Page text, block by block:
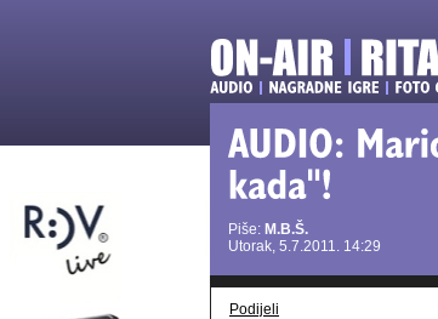
Piše: M.B.Š.
Utorak, 5.7.2011. 14:29
Podijeli